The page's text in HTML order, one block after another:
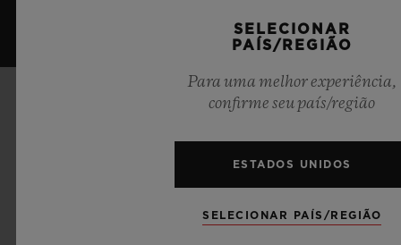
40 ANOS
RELOJOARIA
SELECIONAR
PAÍS/REGIÃO
Para uma melhor experiência,
confirme seu país/região
ESTADOS UNIDOS
SELECIONAR PAÍS/REGIÃO